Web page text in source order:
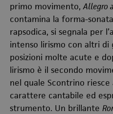
primo movimento,Allegro
contamina la forma-
rapsodica, si segnala per
intenso lirismo con altri di
posizioni molte acute e
lirismo è il secondo
nel quale Scontrino
carattere cantabile ed
strumento. Un brillante